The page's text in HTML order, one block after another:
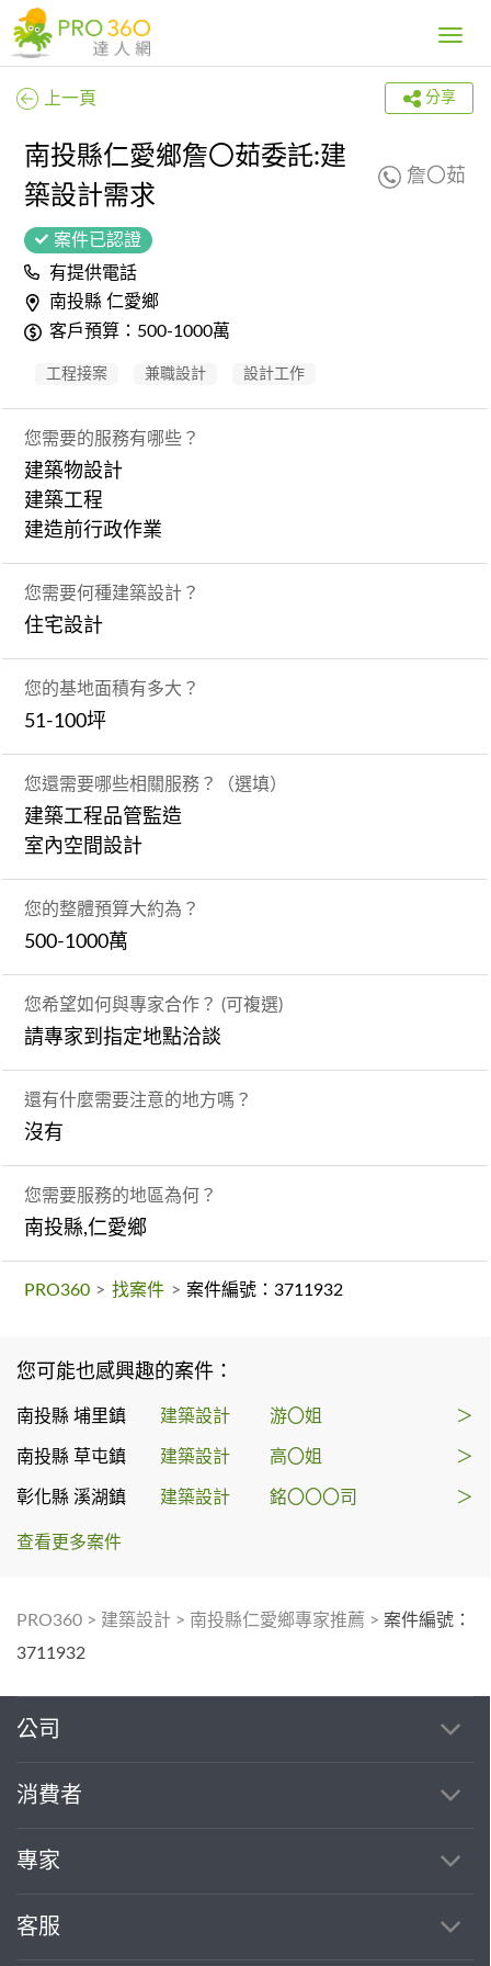
Toggle
上一頁 分享
南投縣仁愛鄉詹〇茹委託:建
築設計需求
詹〇茹
案件已認證
有提供電話
南投縣 仁愛鄉
客戶預算：500-1000萬
工程接案 兼職設計 設計工作
您需要的服務有哪些？
建築物設計
建築工程
建造前行政作業
您需要何種建築設計？
住宅設計
您的基地面積有多大？
51-100坪
您還需要哪些相關服務？（選填）
建築工程品管監造
室內空間設計
您的整體預算大約為？
500-1000萬
您希望如何與專家合作？ (可複選)
請專家到指定地點洽談
還有什麼需要注意的地方嗎？
沒有
您需要服務的地區為何？
南投縣,仁愛鄉
PRO360 > 找案件 > 案件編號：3711932
您可能也感興趣的案件：
南投縣 埔里鎮 建築設計 游〇姐 ＞
南投縣 草屯鎮 建築設計 高〇姐 ＞
彰化縣 溪湖鎮 建築設計 銘〇〇〇司 ＞
查看更多案件
PRO360 > 建築設計 > 南投縣仁愛鄉專家推薦 > 案件編號：
3711932
公司
消費者
專家
客服